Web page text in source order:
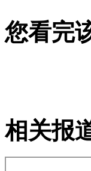
您看完
相关报